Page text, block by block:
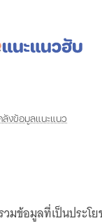
งข้อมูลแนะแนว
มข้อมูลที่เป็นประ